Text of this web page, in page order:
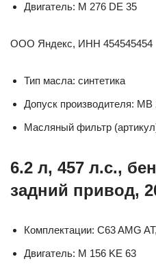
Двигатель: M 276 DE 35
ООО Яндекс, ИНН 454545454
Тип масла: синтетика
Допуск производителя: MB
Масляный фильтр
6.2 л, 457 л.с.,
задний привод,
Комплектации: C63 AMG
Двигатель: M 156 KE 63